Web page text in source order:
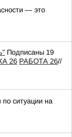
— это
Подписаны 19
26 РАБОТА 26//
ситуации на